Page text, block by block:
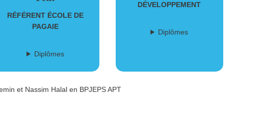
RÉFÉRENT ÉCOLE DE
PAGAIE
Diplômes
DÉVELOPPEMENT
Diplômes
et Nassim Halal en BPJEPS APT